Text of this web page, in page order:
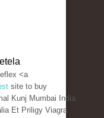
<a
site to buy
Kunj Mumbai India
Et Priligy Viagra